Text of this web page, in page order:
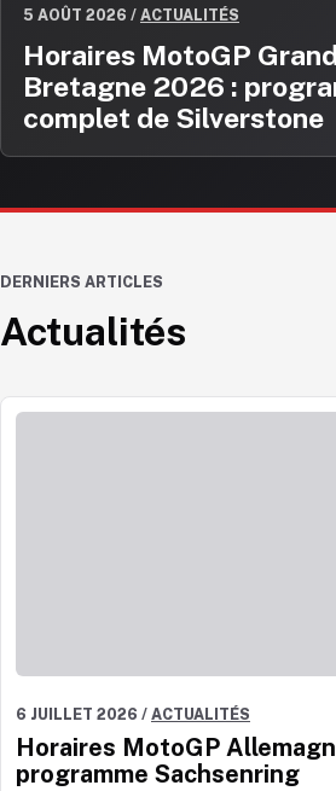
5 AOÛT 2026 / ACTUALITÉS
Horaires MotoGP
Bretagne 2026 :
complet de Silverstone
DERNIERS ARTICLES
Actualités
6 JUILLET 2026 / ACTUALITÉS
Horaires MotoGP
programme Sachsenring